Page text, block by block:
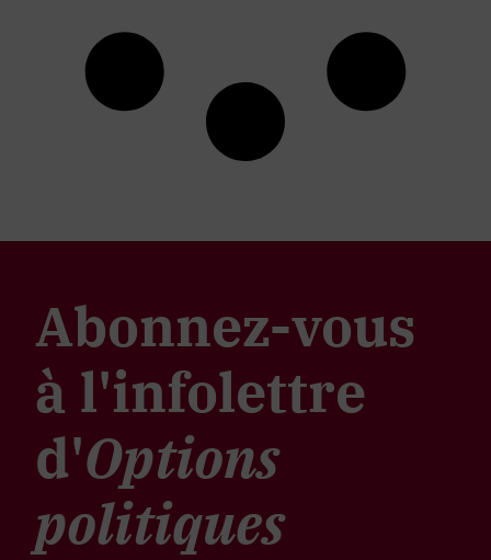
Abonnez-vous
à l'infolettre
d'Options
politiques